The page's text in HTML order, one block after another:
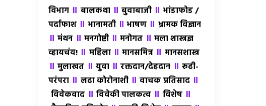
विभाग ॥ बालकथा ॥बुवाबाजी ॥भांडाफोड /
पर्दाफाश ॥भानामती ॥भाषण ॥ भ्रामक विज्ञान
॥मंथन ॥ मनगोष्टी ॥मनोगत ॥मला शास्त्रज्ञ
व्हायचंय! ॥ महिला ॥मानसमित्र ॥ मानसशास्त्र
॥मुलाखत ॥ युवा ॥रक्तदान/देहदान ॥रूढी-
परंपरा ॥ लढा कोरोनाशी ॥वाचक प्रतिसाद ॥
विवेकवाद ॥ विवेकी पालकत्व ॥ विशेष ॥